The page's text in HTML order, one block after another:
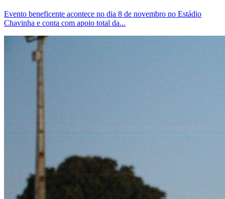
Evento beneficente acontece no dia 8 de novembro no Estádio
Chavinha e conta com apoio total da...